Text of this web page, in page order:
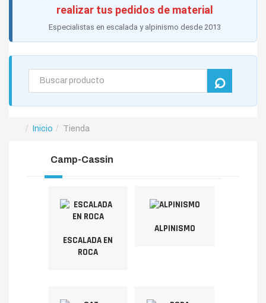
realizar tus pedidos de material
Especialistas en escalada y alpinismo desde 2013
Inicio Tienda
Camp-Cassin
ESCALADA EN
ROCA
ALPINISMO